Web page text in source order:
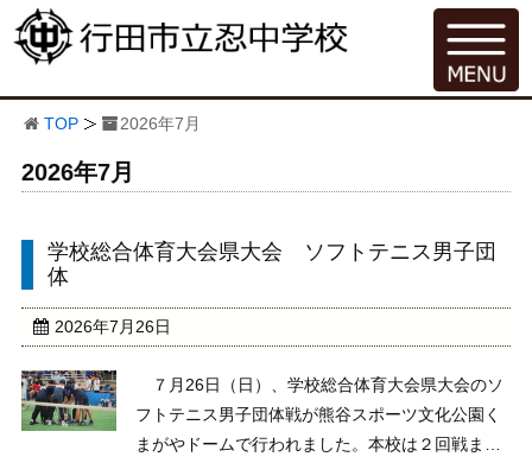
TOP 2026年7月
2026年7月
学校総合体育大会県大会 ソフトテニス男子団
体
2026年7月26日
７月26日（日）、学校総合体育大会県大会のソ
フトテニス男子団体戦が熊谷スポーツ文化公園く
まがやドームで行われました。本校は２回戦まで